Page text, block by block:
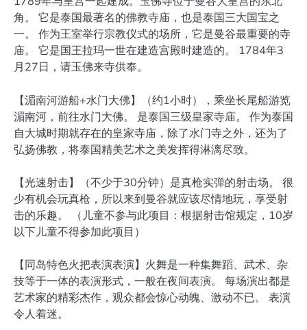
角。 它是泰国最著名的佛教寺庙，也是泰国三大国宝之
一。 作为王室举行宗教仪式的场所，它是曼谷最重要的寺
庙。 它是国王拉玛一世在建造宫殿时建造的。 1784年3
月27日，请玉佛来寺供奉。
【湄南河游船+水门大佛】（约1小时），乘坐长尾船游览
湄南河，前往水门大佛。 是泰国三级皇家寺庙。 作为泰国
自大城时期就存在的皇家寺庙，除了水门寺之外，还为了
弘扬佛教，将泰国精美艺术之美发挥得淋漓尽致。
【光速射击】（不少于30分钟）是真枪实弹的射击场。 很
少有机会玩真枪，所以来到曼谷就应该尽情地玩，享受射
击的乐趣。 （儿童不参与此项目：根据射击馆规定，10岁
以下儿童不得参加此项目）
【同岛特色火把表演表演】火舞是一种集舞蹈、武术、杂
技等于一体的表演形式，一般在夜间表演。 每场演出都是
艺术家的精彩杰作，观众都会惊心动魄、激动不已。 表演
令人着迷。